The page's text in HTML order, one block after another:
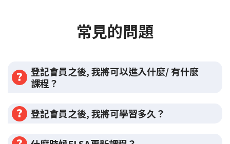
常見的問題
登記會員之後, 我將可以進入什麼/ 有什麼
課程？
登記會員之後, 我將可學習多久？